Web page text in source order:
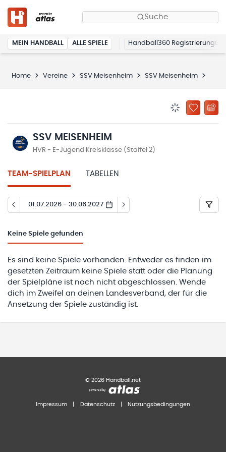
Suche
MEIN HANDBALL ALLE SPIELE Handball360 Registrierung
Home Vereine SSV Meisenheim SSV Meisenheim
ZU
SSV MEISENHEIM
HVR - E-Jugend Kreisklasse (Staffel 2)
TEAM-SPIELPLAN TABELLEN
01.07.2026 - 30.06.2027
Keine Spiele gefunden
Es sind keine Spiele vorhanden. Entweder es finden im
gesetzten Zeitraum keine Spiele statt oder die Planung
der Spielpläne ist noch nicht abgeschlossen. Wende
dich im Zweifel an deinen Landesverband, der für die
Ansetzung der Spiele zuständig ist.
© 2026 Handball.net
Impressum Datenschutz Nutzungsbedingungen